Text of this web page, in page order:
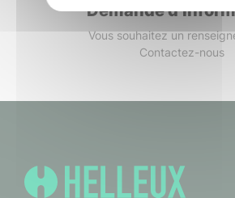
Demande
Vous souhaitez un
Contactez-nous